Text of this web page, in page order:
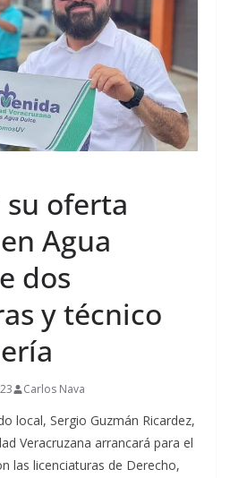
oferta
Agua
dos
y técnico
Carlos Nava
local, Sergio Guzmán Ricardez,
Veracruzana arrancará para el
las licenciaturas de Derecho,